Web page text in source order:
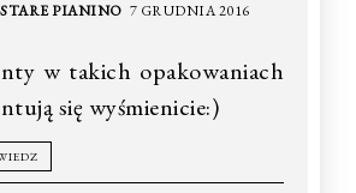
PIANINO 7 GRUDNIA 2016
w takich opakowaniach
się wyśmienicie:)